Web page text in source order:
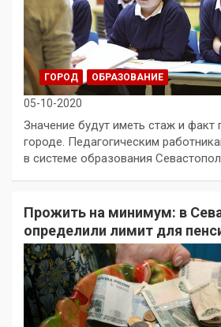
ГОРОД ОБРАЗОВАНИЕ
05-10-2020
Значение будут иметь стаж и факт
городе. Педагогическим
в системе образования
Прожить на минимум: в
определили лимит для